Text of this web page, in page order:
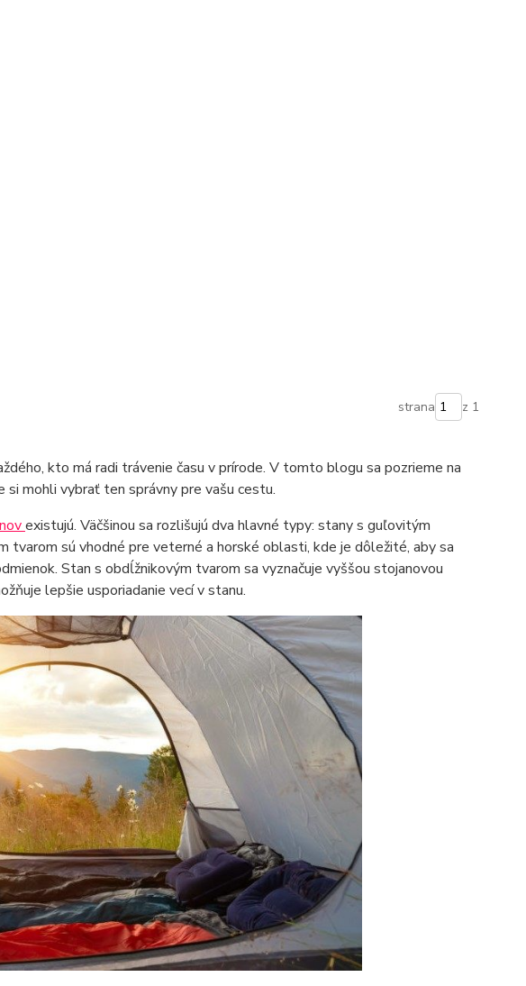
strana z 1
kto má radi trávenie času v prírode. V tomto blogu sa pozrieme na
mohli vybrať ten správny pre vašu cestu.
existujú. Väčšinou sa rozlišujú dva hlavné typy: stany s guľovitým
sú vhodné pre veterné a horské oblasti, kde je dôležité, aby sa
Stan s obdĺžnikovým tvarom sa vyznačuje vyššou stojanovou
lepšie usporiadanie vecí v stanu.